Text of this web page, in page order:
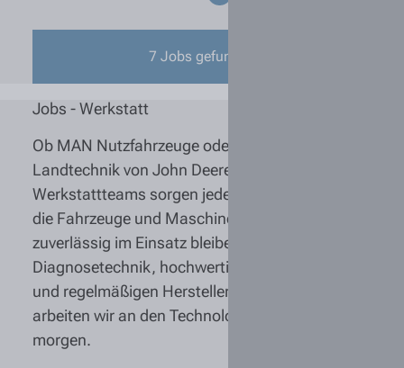
7 Jobs gefunden
Jobs - Werkstatt
Ob MAN Nutzfahrzeuge oder moderne
Landtechnik von John Deere: Unsere
Werkstattteams sorgen jeden Tag dafür, dass
die Fahrzeuge und Maschinen unserer Kunden
zuverlässig im Einsatz bleiben. Mit modernster
Diagnosetechnik, hochwertigen Werkzeugen
und regelmäßigen Herstellerschulungen
arbeiten wir an den Technologien von heute und
morgen.